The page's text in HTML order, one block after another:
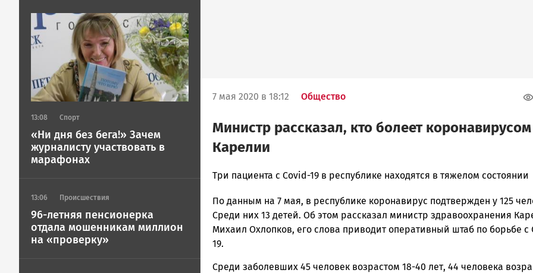
Image
13:08 Спорт
«Ни дня без бега!» Зачем
журналисту участвовать в
марафонах
13:06 Происшествия
96-летняя пенсионерка
отдала мошенникам миллион
на «проверку»
7 мая 2020 в 18:12 Общество
Министр рассказал, кто болеет
Карелии
Юрий
Новости
Петрозаводска
и
Карелии
Петрозаводск
Три пациента с Covid-19 в республике находятся в тяжелом состоянии
По данным на 7 мая, в республике коронавирус подтвержден у 125
Среди них 13 детей. Об этом рассказал министр здравоохранения
Михаил Охлопков, его слова приводит оперативный штаб по борьбе с
19.
Среди заболевших 45 человек возрастом 18-40 лет, 44 человека